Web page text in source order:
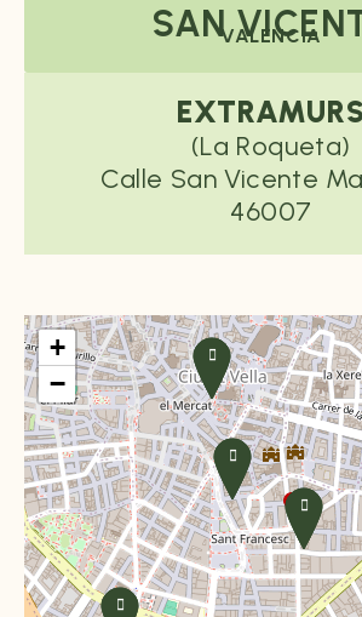
SANVALENCIA
EXTRAMURS
(La Roqueta)
Calle San Vicente
46007
+
−